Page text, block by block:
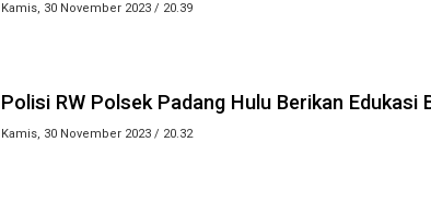
Kamis, 30 November 2023 / 20.39
Polisi RW Polsek Padang Hulu Berikan Edukasi
Kamis, 30 November 2023 / 20.32